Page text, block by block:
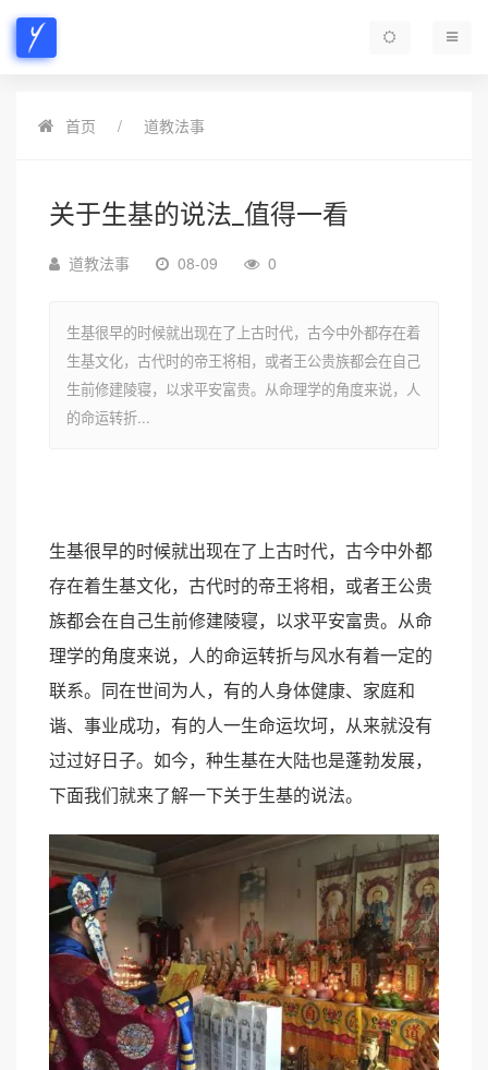
首页 道教法事
关于生基的说法_值得一看
道教法事 08-09 0
生基很早的时候就出现在了上古时代，古今中外都存在着
生基文化，古代时的帝王将相，或者王公贵族都会在自己
生前修建陵寝，以求平安富贵。从命理学的角度来说，人
的命运转折...
生基很早的时候就出现在了上古时代，古今中外都
存在着生基文化，古代时的帝王将相，或者王公贵
族都会在自己生前修建陵寝，以求平安富贵。从命
理学的角度来说，人的命运转折与风水有着一定的
联系。同在世间为人，有的人身体健康、家庭和
谐、事业成功，有的人一生命运坎坷，从来就没有
过过好日子。如今，种生基在大陆也是蓬勃发展，
下面我们就来了解一下关于生基的说法。